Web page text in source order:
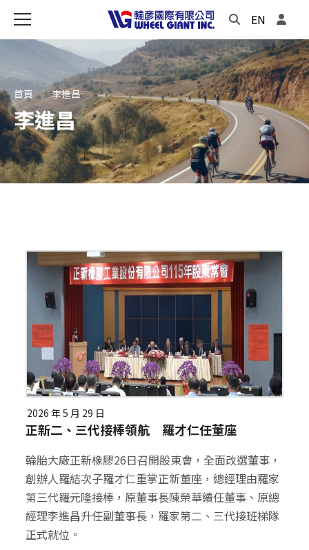
EN
首頁 李進昌
李進昌
2026 年 5 月 29 日
正新二、三代接棒領航 羅才仁任董座
輪胎大廠正新橡膠26日召開股東會，全面改選董事，
創辦人羅結次子羅才仁重掌正新董座，總經理由羅家
第三代羅元隆接棒，原董事長陳榮華續任董事、原總
經理李進昌升任副董事長，羅家第二、三代接班梯隊
正式就位。